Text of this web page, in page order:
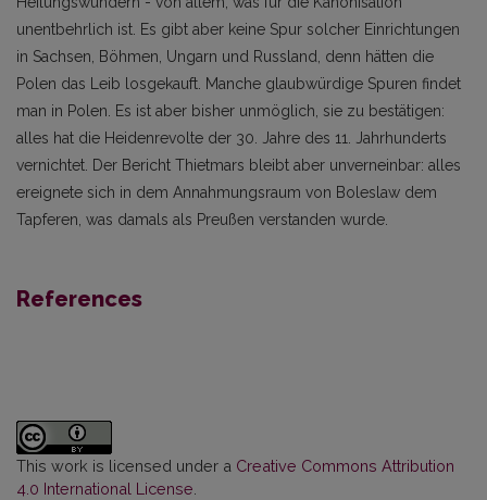
unentbehrlich ist. Es gibt aber keine Spur solcher Einrichtungen
in Sachsen, Böhmen, Ungarn und Russland, denn hätten die
Polen das Leib losgekauft. Manche glaubwürdige Spuren findet
man in Polen. Es ist aber bisher unmöglich, sie zu bestätigen:
alles hat die Heidenrevolte der 30. Jahre des 11. Jahrhunderts
vernichtet. Der Bericht Thietmars bleibt aber unverneinbar: alles
ereignete sich in dem Annahmungsraum von Boleslaw dem
Tapferen, was damals als Preußen verstanden wurde.
References
This work is licensed under a Creative Commons Attribution
4.0 International License